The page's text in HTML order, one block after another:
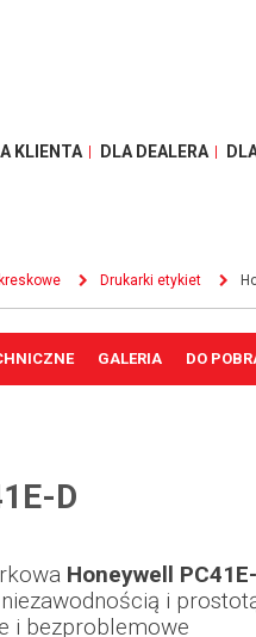
KLIENTA DLA DEALERA
Drukarki etykiet
GALERIA DO
D
Honeywell
i
i bezproblemowe